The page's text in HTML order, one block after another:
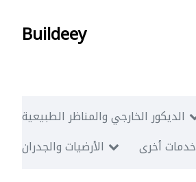
Buildeey
الديكور الخارجي والمناظر الطبيعية
الأرضيات والجدران
خدمات أخرى